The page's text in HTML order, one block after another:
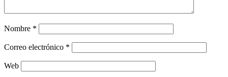
Nombre *
Correo electrónico *
Web